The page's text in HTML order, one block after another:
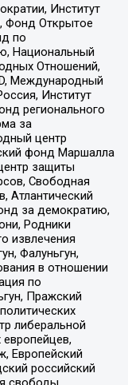
Институт
Фонд Открытое
по
Национальный
Отношений,
Международный
Институт
регионального
за
центр
фонд Маршалла
защиты
Свободная
Атлантический
за демократию,
Родники
извлечения
Фалуньгун,
в отношении
по
Пражский
либеральной
Европейский
российский